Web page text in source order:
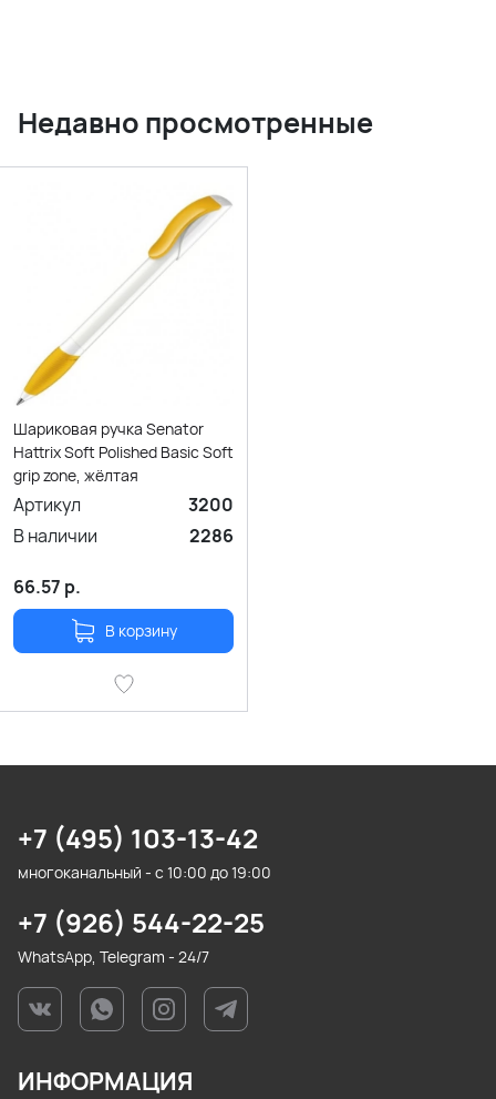
Недавно просмотренные
Шариковая ручка Senator
Hattrix Soft Polished Basic Soft
grip zone, жёлтая
Артикул
3200
В наличии
2286
66.57 р.
В корзину
+7 (495) 103-13-42
многоканальный - с 10:00 до 19:00
+7 (926) 544-22-25
WhatsApp, Telegram - 24/7
ИНФОРМАЦИЯ